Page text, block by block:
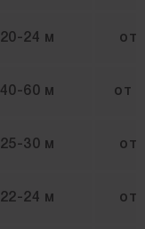
20-24 м от
40-60 м от
25-30 м от
22-24 м от